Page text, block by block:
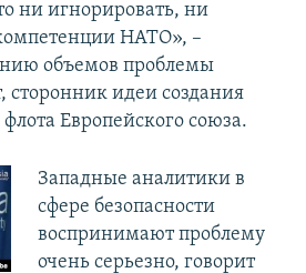
ни игнорировать, ни
НАТО», –
объемов проблемы
сторонник идеи создания
Европейского союза.
Западные аналитики в
сфере безопасности
воспринимают проблему
очень серьезно, говорит